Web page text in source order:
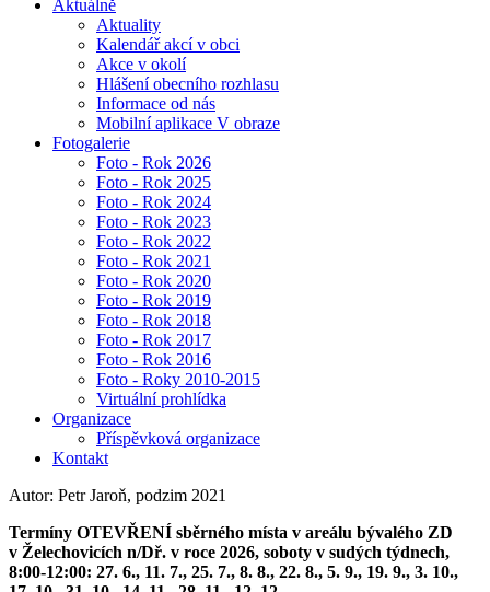
Aktuálně
Aktuality
Kalendář akcí v obci
Akce v okolí
Hlášení obecního rozhlasu
Informace od nás
Mobilní aplikace V obraze
Fotogalerie
Foto - Rok 2026
Foto - Rok 2025
Foto - Rok 2024
Foto - Rok 2023
Foto - Rok 2022
Foto - Rok 2021
Foto - Rok 2020
Foto - Rok 2019
Foto - Rok 2018
Foto - Rok 2017
Foto - Rok 2016
Foto - Roky 2010-2015
Virtuální prohlídka
Organizace
Příspěvková organizace
Kontakt
Autor: Petr Jaroň, podzim 2021
Termíny OTEVŘENÍ sběrného místa v areálu bývalého ZD
v Želechovicích n/Dř. v roce 2026, soboty v sudých týdnech,
8:00-12:00: 27. 6., 11. 7., 25. 7., 8. 8., 22. 8., 5. 9., 19. 9., 3. 10.,